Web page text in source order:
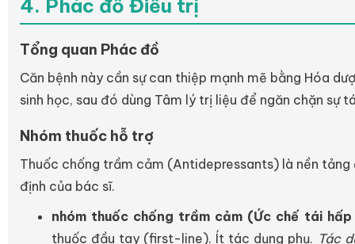
4. Phác đồ Điều trị
Tổng quan Phác đồ
Căn bệnh này cần sự can thiệp mạnh mẽ bằng Hóa
sinh học, sau đó dùng Tâm lý trị liệu để ngăn chặn sự
Nhóm thuốc hỗ trợ
Thuốc chống trầm cảm (Antidepressants) là nền
định của bác sĩ.
nhóm thuốc chống trầm cảm (Ức chế tái
thuốc đầu tay (first-line). Ít tác dụng phụ. Tác